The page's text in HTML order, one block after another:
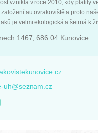
vznikla v roce 2010, kdy platily
autovrakoviště a proto
je velmi ekologická a šetrná k
1467, 686 04 Kunovice
uh@seznam.cz